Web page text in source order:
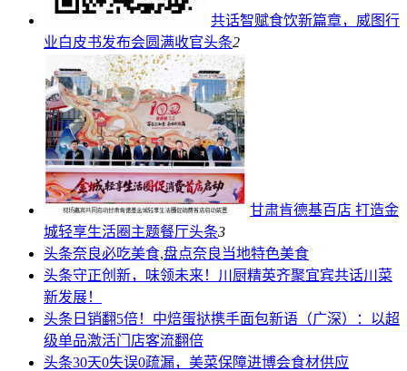
共话智赋食饮新篇章，威图行
业白皮书发布会圆满收官头条2
甘肃肯德基百店 打造金
城轻享生活圈主题餐厅头条3
头条奈良必吃美食,盘点奈良当地特色美食
头条守正创新，味领未来！川厨精英齐聚宜宾共话川菜
新发展！
头条 日销翻5倍！中焙蛋挞携手面包新语（广深）：以超
级单品激活门店客流翻倍
头条30天0失误0疏漏，美菜保障进博会食材供应